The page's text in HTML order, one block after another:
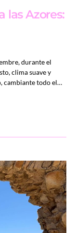
las Azores:
durante el
clima suave y
cambiante todo el…